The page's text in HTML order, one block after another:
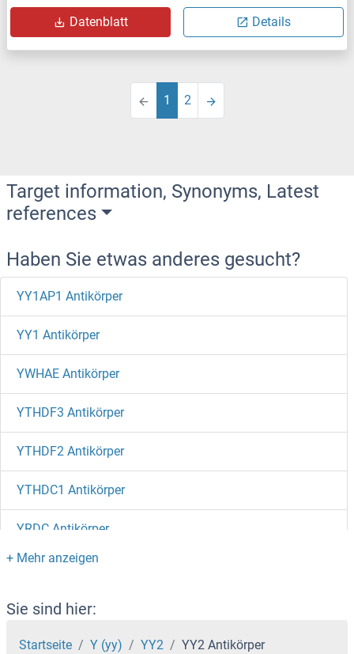
Datenblatt Details
1 2
Target information, Synonyms, Latest
references
Haben Sie etwas anderes gesucht?
YY1AP1 Antikörper
YY1 Antikörper
YWHAE Antikörper
YTHDF3 Antikörper
YTHDF2 Antikörper
YTHDC1 Antikörper
YRDC Antikörper
YPEL5 Antikörper
YPEL3 Antikörper
YPEL1 Antikörper
Sie sind hier:
Startseite Y (yy) YY2 YY2 Antikörper